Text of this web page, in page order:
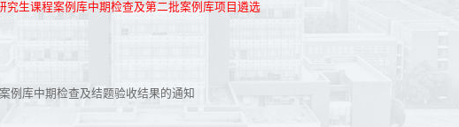
生课程案例库中期检查及第二批案例库项目遴选
例库中期检查及结题验收结果的通知